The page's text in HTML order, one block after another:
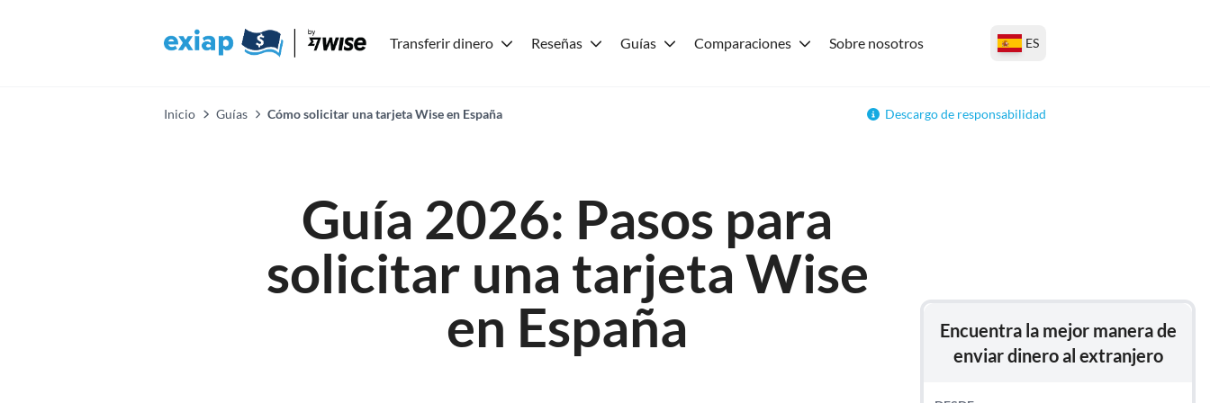
Transferir dinero Reseñas Guías Comparaciones Sobre nosotros ES
Inicio Guías Cómo solicitar una tarjeta Wise en España Descargo de responsabilidad
Guía 2026: Pasos para
solicitar una tarjeta Wise
en España
Encuentra la mejor manera de
enviar dinero al extranjero